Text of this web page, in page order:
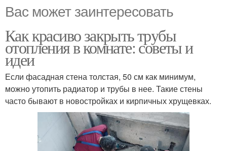
Вас может заинтересовать
Как красиво закрыть трубы
отопления в комнате: советы и
идеи
Если фасадная стена толстая, 50 см как минимум,
можно утопить радиатор и трубы в нее. Такие стены
часто бывают в новостройках и кирпичных хрущевках.